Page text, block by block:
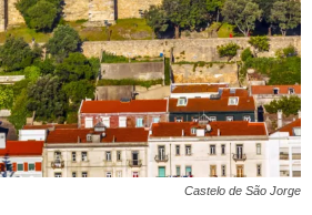
Castelo de São Jorge